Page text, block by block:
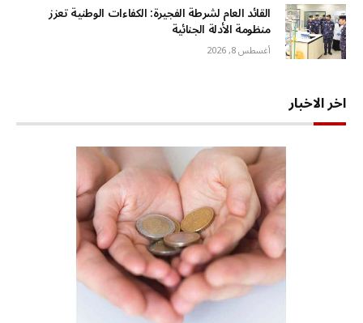
القائد العام لشرطة الفجيرة: الكفاءات الوطنية تعزز
منظومة الأدلة الجنائية
أغسطس 8, 2026
اخر الاخبار